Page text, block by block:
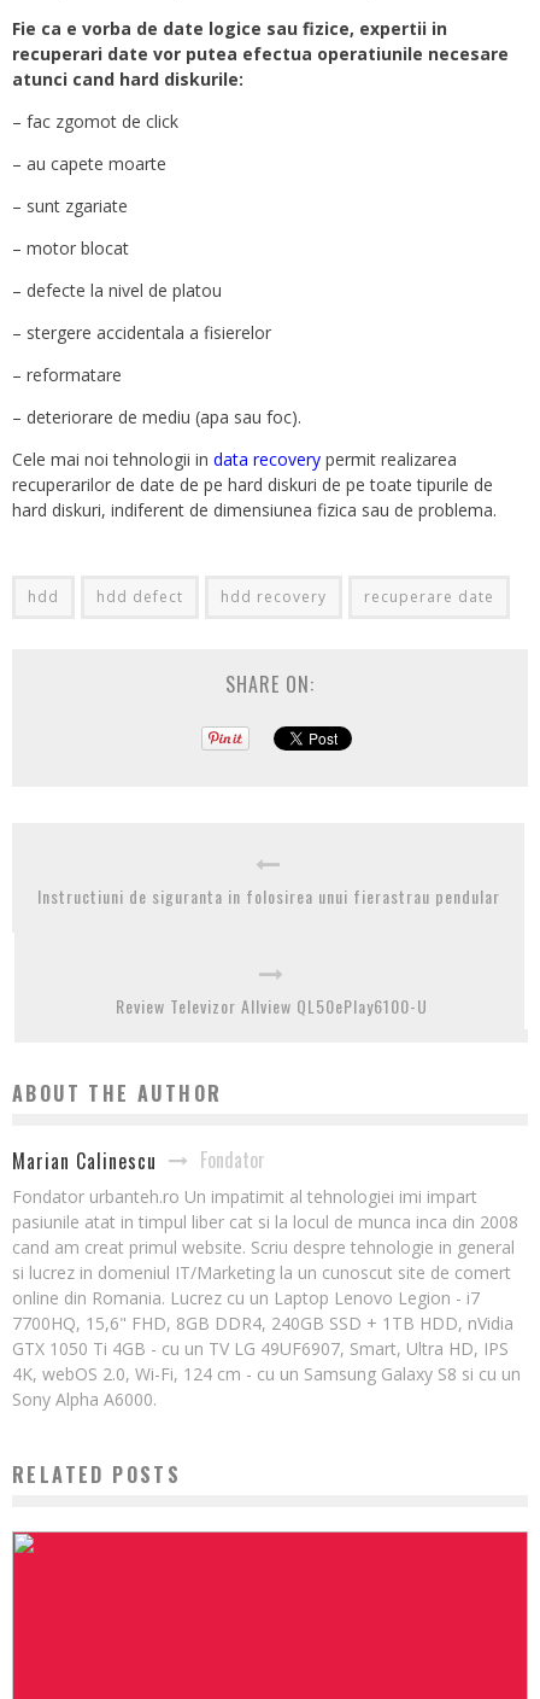
Fie ca e vorba de date logice sau fizice, expertii in
recuperari date vor putea efectua operatiunile necesare
atunci cand hard diskurile:
– fac zgomot de click
– au capete moarte
– sunt zgariate
– motor blocat
– defecte la nivel de platou
– stergere accidentala a fisierelor
– reformatare
– deteriorare de mediu (apa sau foc).
Cele mai noi tehnologii in data recovery permit realizarea
recuperarilor de date de pe hard diskuri de pe toate tipurile de
hard diskuri, indiferent de dimensiunea fizica sau de problema.
hdd hdd defect hdd recovery recuperare date
SHARE ON:
Instructiuni de siguranta in folosirea unui fierastrau pendular
Review Televizor Allview QL50ePlay6100-U
ABOUT THE AUTHOR
Marian Calinescu Fondator
Fondator urbanteh.ro Un impatimit al tehnologiei imi impart
pasiunile atat in timpul liber cat si la locul de munca inca din 2008
cand am creat primul website. Scriu despre tehnologie in general
si lucrez in domeniul IT/Marketing la un cunoscut site de comert
online din Romania. Lucrez cu un Laptop Lenovo Legion - i7
7700HQ, 15,6" FHD, 8GB DDR4, 240GB SSD + 1TB HDD, nVidia
GTX 1050 Ti 4GB - cu un TV LG 49UF6907, Smart, Ultra HD, IPS
4K, webOS 2.0, Wi-Fi, 124 cm - cu un Samsung Galaxy S8 si cu un
Sony Alpha A6000.
RELATED POSTS